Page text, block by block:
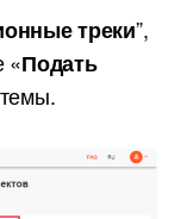
треки”,
«Подать